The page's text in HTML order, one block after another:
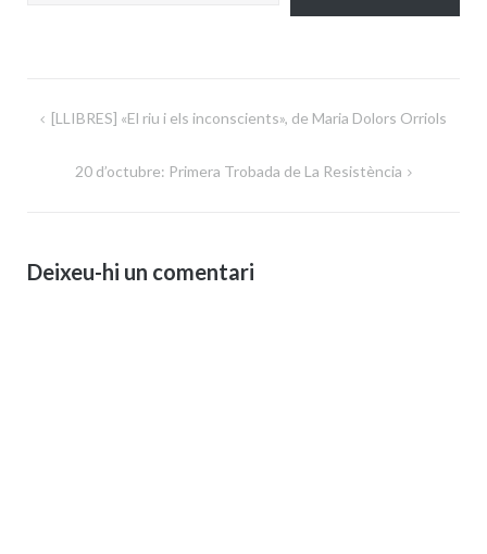
Navegació
[LLIBRES] «El riu i els inconscients», de Maria Dolors Orriols
20 d’octubre: Primera Trobada de La Resistència
Deixeu-hi un comentari